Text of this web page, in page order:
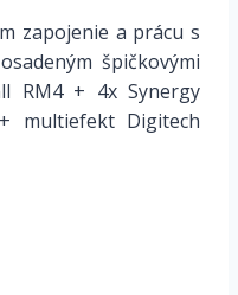
zapojenie a prácu s
špičkovými
RM4 + 4x Synergy
multiefekt Digitech